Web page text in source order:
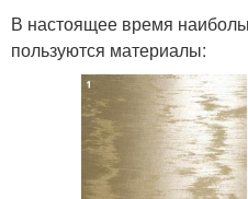
В настоящее время
пользуются материалы: